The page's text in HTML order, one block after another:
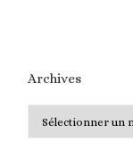
Archives